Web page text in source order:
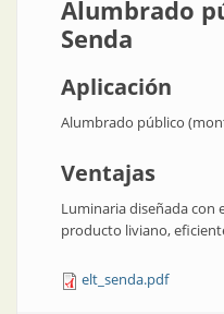
Alumbrado
Senda
Aplicación
Alumbrado público
Ventajas
Luminaria diseñada con
producto liviano,
elt_senda.pdf